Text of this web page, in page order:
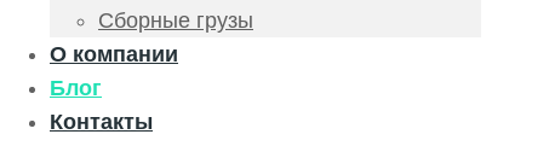
Сборные грузы
О компании
Блог
Контакты